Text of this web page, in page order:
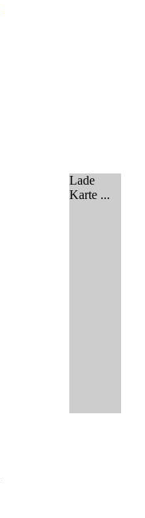
Lade
Karte ...